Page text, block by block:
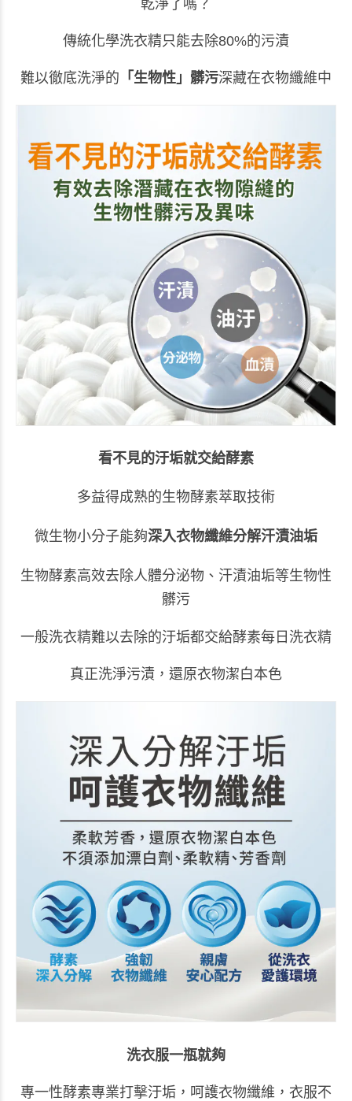
乾淨了嗎？
傳統化學洗衣精只能去除80%的污漬
難以徹底洗淨的 「生物性」髒污深藏在衣物纖維中
看不見的汙垢就交給酵素
多益得成熟的生物酵素萃取技術
微生物小分子能夠深入衣物纖維分解汗漬油垢
生物酵素高效去除人體分泌物、汗漬油垢等生物性
髒污​
一般洗衣精難以去除的汙垢都交給酵素每日洗衣精​
真正洗淨污漬，還原衣物潔白本色
洗衣服一瓶就夠
專一性酵素專業打擊汙垢，呵護衣物纖維，衣服不